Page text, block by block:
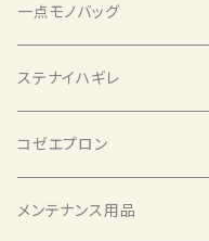
メッセンジャーバッグ
トート型メッセンジャーバッグ
2Wayメッセンジャーバッグ
一点モノバッグ
メッセンジャーバッグ
トート型メッセンジャーバッグ
2Wayメッセンジャーバッグ
ステナイハギレ
お一人さまシート
ポーチ ワイド
コゼエプロン
コゼエプロン ショート
メンテナンス用品